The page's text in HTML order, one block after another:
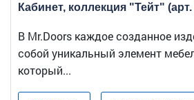
Кабинет, коллекция "Тейт" (арт.
В Mr.Doors каждое созданное
собой уникальный элемент
который...